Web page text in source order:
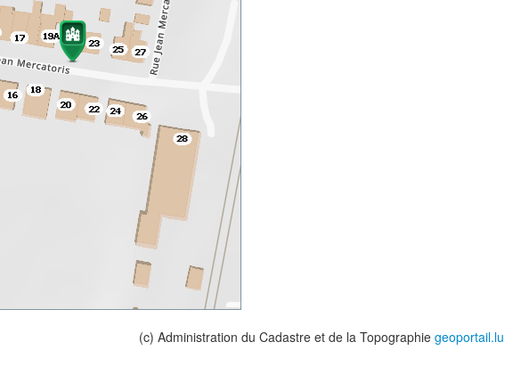
(c) Administration du Cadastre et de la Topographie geoportail.lu